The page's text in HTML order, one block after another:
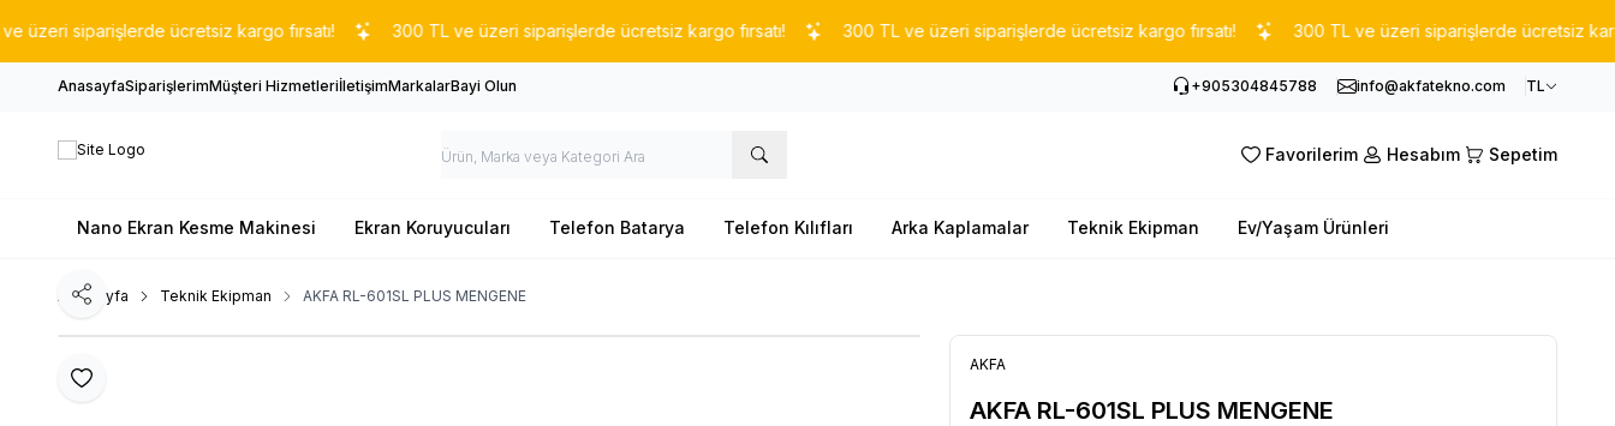
siparişlerde ücretsiz kargo fırsatı! 300 TL ve üzeri siparişlerde ücretsiz kargo fırsatı! 300 TL ve üzeri siparişlerde ücretsiz kargo fırsatı! 300 TL ve üzeri siparişlerde ücretsiz kargo
AnasayfaSiparişlerimMüşteri HizmetleriİletişimMarkalarBayi Olun +905304845788 info@akfatekno.com TL
Favorilerim Hesabım Sepetim
Nano Ekran Kesme Makinesi Ekran Koruyucuları Telefon Batarya Telefon Kılıfları Arka Kaplamalar Teknik Ekipman Ev/Yaşam Ürünleri
Ana Sayfa Teknik Ekipman AKFA RL-601SL PLUS MENGENE
Favoriye Ekle
Paylaş
AKFA
AKFA RL-601SL PLUS MENGENE